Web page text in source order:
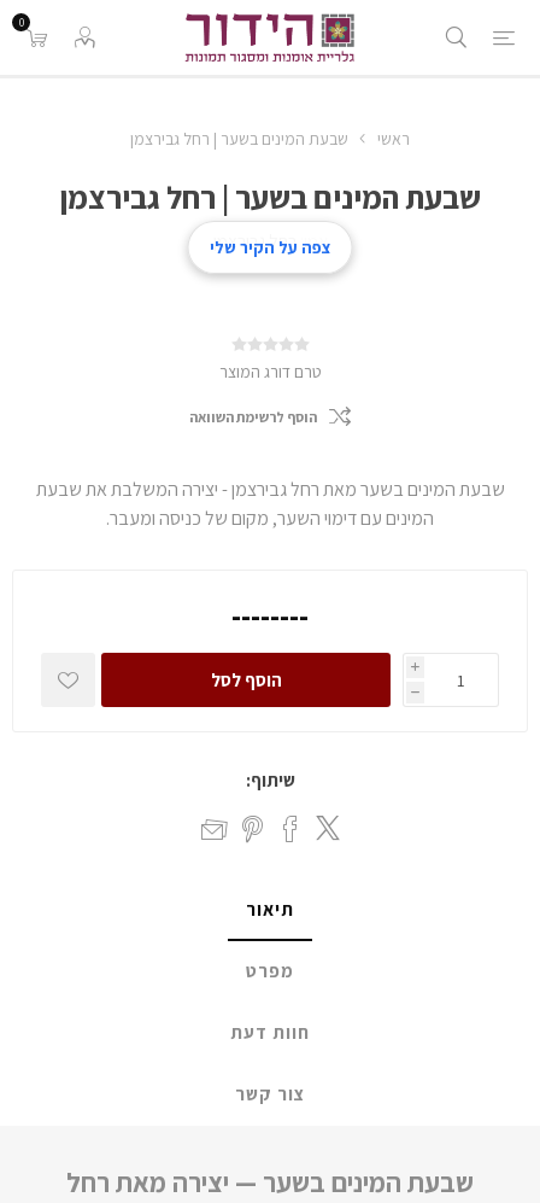
0
ראשי שבעת המינים בשער | רחל גבירצמן
שבעת המינים בשער | רחל גבירצמן
אמן: רחל גבירצמן
צפה על הקיר שלי
טרם דורג המוצר
הוסף לרשימת השוואה
שבעת המינים בשער מאת רחל גבירצמן - יצירה המשלבת את שבעת
המינים עם דימוי השער, מקום של כניסה ומעבר.
--------
i
h
הוסף לסל
שיתוף:
תיאור
מפרט
חוות דעת
צור קשר
שבעת המינים בשער — יצירה מאת רחל